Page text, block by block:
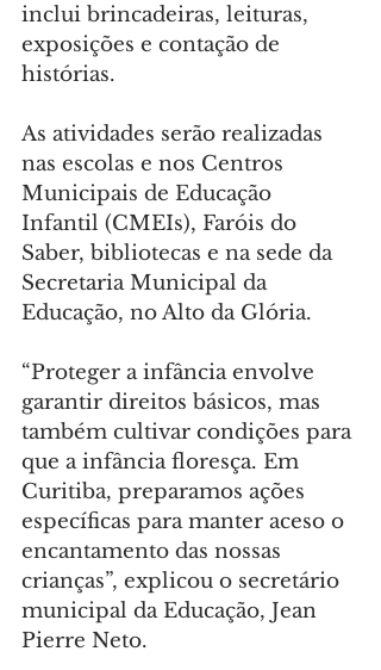
inclui brincadeiras, leituras,
exposições e contação de
histórias.
As atividades serão realizadas
nas escolas e nos Centros
Municipais de Educação
Infantil (CMEIs), Faróis do
Saber, bibliotecas e na sede da
Secretaria Municipal da
Educação, no Alto da Glória.
“Proteger a infância envolve
garantir direitos básicos, mas
também cultivar condições para
que a infância floresça. Em
Curitiba, preparamos ações
específicas para manter aceso o
encantamento das nossas
crianças”, explicou o secretário
municipal da Educação, Jean
Pierre Neto.